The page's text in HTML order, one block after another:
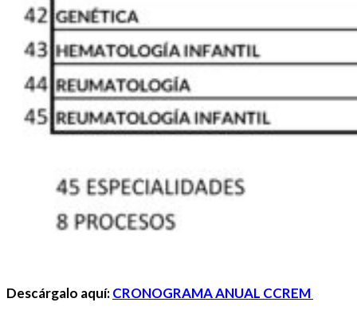
Descárgalo aquí:CRONOGRAMA ANUAL CCREM